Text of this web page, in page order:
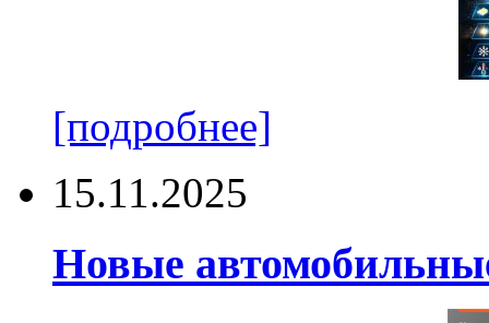
[подробнее]
15.11.2025
Новые